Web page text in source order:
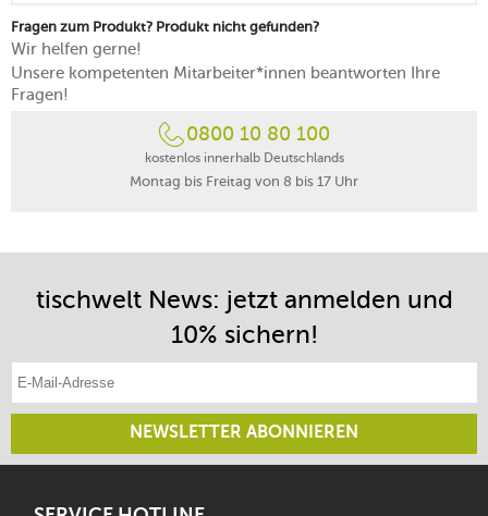
Fragen zum Produkt? Produkt nicht gefunden?
Wir helfen gerne!
Unsere kompetenten Mitarbeiter*innen beantworten Ihre
Fragen!
0800 10 80 100
kostenlos innerhalb Deutschlands
Montag bis Freitag von 8 bis 17 Uhr
tischwelt News: jetzt anmelden und
10% sichern!
NEWSLETTER ABONNIEREN